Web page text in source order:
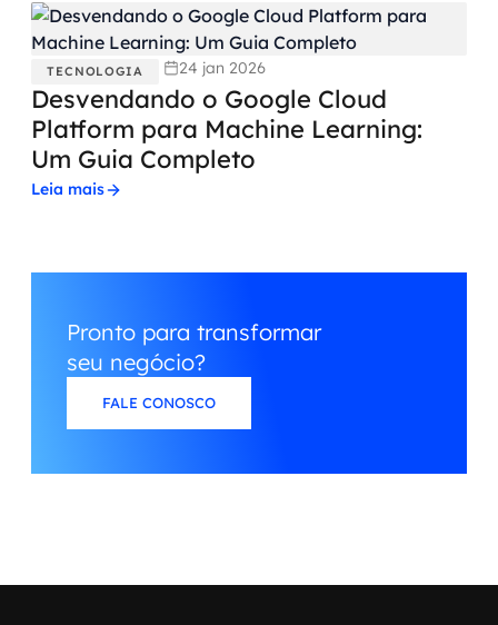
TECNOLOGIA 24 jan 2026
Desvendando o Google Cloud
Platform para Machine Learning:
Um Guia Completo
Leia mais
Pronto para transformar
seu negócio?
FALE CONOSCO